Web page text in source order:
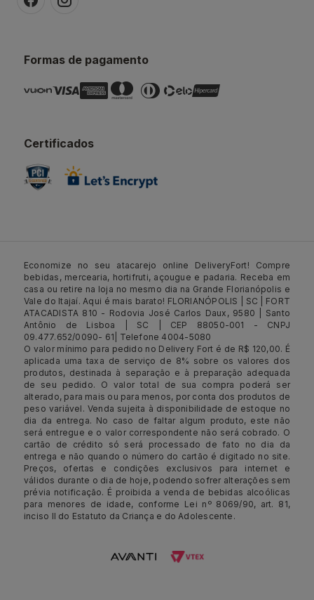
Formas de pagamento
Certificados
Economize no seu atacarejo online DeliveryFort! Compre
bebidas, mercearia, hortifruti, açougue e padaria. Receba em
casa ou retire na loja no mesmo dia na Grande Florianópolis e
Vale do Itajaí. Aqui é mais barato! FLORIANÓPOLIS | SC | FORT
ATACADISTA 810 - Rodovia José Carlos Daux, 9580 | Santo
Antônio de Lisboa | SC | CEP 88050-001 - CNPJ
09.477.652/0090- 61| Telefone 4004-5080
O valor mínimo para pedido no Delivery Fort é de R$ 120,00. É
aplicada uma taxa de serviço de 8% sobre os valores dos
produtos, destinada à separação e à preparação adequada
de seu pedido. O valor total de sua compra poderá ser
alterado, para mais ou para menos, por conta dos produtos de
peso variável. Venda sujeita à disponibilidade de estoque no
dia da entrega. No caso de faltar algum produto, este não
será entregue e o valor correspondente não será cobrado. O
cartão de crédito só será processado de fato no dia da
entrega e não quando o número do cartão é digitado no site.
Preços, ofertas e condições exclusivos para internet e
válidos durante o dia de hoje, podendo sofrer alterações sem
prévia notificação. É proibida a venda de bebidas alcoólicas
para menores de idade, conforme Lei nº 8069/90, art. 81,
inciso II do Estatuto da Criança e do Adolescente.